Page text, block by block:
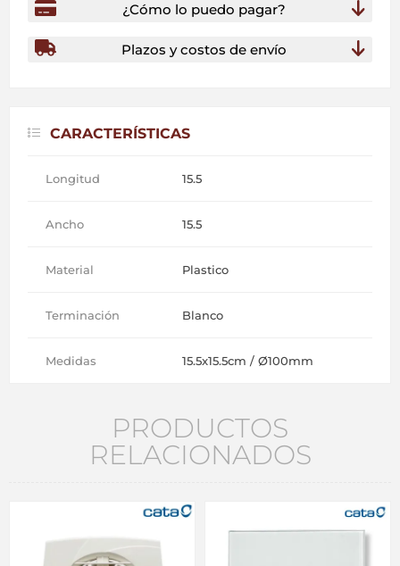
¿Cómo lo puedo pagar?
Plazos y costos de envío
CARACTERÍSTICAS
Longitud 15.5
Ancho 15.5
Material Plastico
Terminación Blanco
Medidas 15.5x15.5cm / Ø100mm
PRODUCTOS
RELACIONADOS